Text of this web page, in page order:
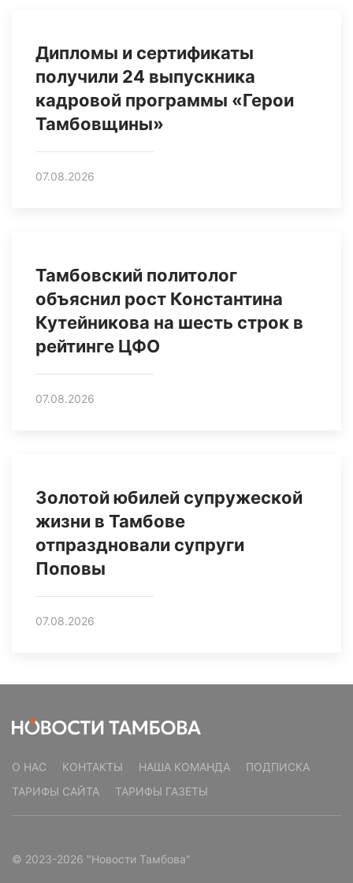
Дипломы и сертификаты
получили 24 выпускника
кадровой программы «Герои
Тамбовщины»
07.08.2026
Тамбовский политолог
объяснил рост Константина
Кутейникова на шесть строк в
рейтинге ЦФО
07.08.2026
Золотой юбилей супружеской
жизни в Тамбове
отпраздновали супруги
Поповы
07.08.2026
О НАС КОНТАКТЫ НАША КОМАНДА
ПОДПИСКА
ТАРИФЫ САЙТА
ТАРИФЫ ГАЗЕТЫ
© 2023-2026 "Новости Тамбова"